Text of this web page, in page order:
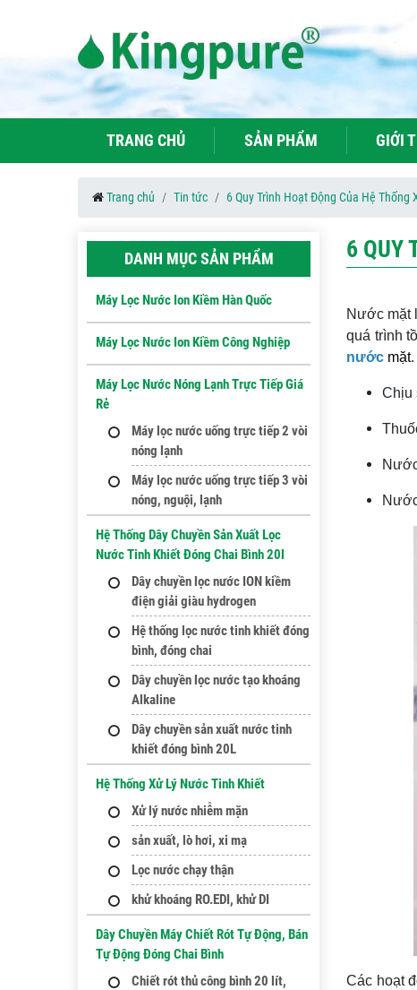
TRANG CHỦ SẢN PHẨM GIỚI
Trang chủ Tin tức 6 Quy Trình Hoạt Động Của Hệ Thống
6 QUY
Nước mặt
quá trình
nước mặt
Chịu
Các hoạt
DANH MỤC SẢN PHẨM
Máy Lọc Nước Ion Kiềm Hàn Quốc
Máy Lọc Nước Ion Kiềm Công Nghiệp
Máy Lọc Nước Nóng Lạnh Trực Tiếp Giá
Rẻ
Máy lọc nước uống trực tiếp 2 vòi
nóng lạnh
Máy lọc nước uống trực tiếp 3 vòi
nóng, nguội, lạnh
Hệ Thống Dây Chuyền Sản Xuất Lọc
Nước Tinh Khiết Đóng Chai Bình 20l
Dây chuyền lọc nước ION kiềm
điện giải giàu hydrogen
Hệ thống lọc nước tinh khiết đóng
bình, đóng chai
Dây chuyền lọc nước tạo khoáng
Alkaline
Dây chuyền sản xuất nước tinh
khiết đóng bình 20L
Hệ Thống Xử Lý Nước Tinh Khiết
Xử lý nước nhiễm mặn
sản xuất, lò hơi, xi mạ
Lọc nước chạy thận
khử khoáng RO.EDI, khử DI
Dây Chuyền Máy Chiết Rót Tự Động, Bán
Tự Động Đóng Chai Bình
Chiết rót thủ công bình 20 lít,